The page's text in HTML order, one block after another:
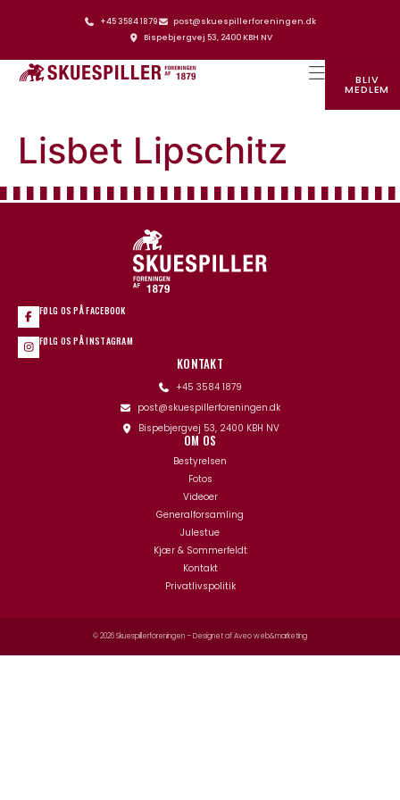
+45 3584 1879
post@skuespillerforeningen.dk
Bispebjergvej 53, 2400 KBH NV
BLIV
MEDLEM
Lisbet Lipschitz
FØLG OS PÅ FACEBOOK
FØLG OS PÅ INSTAGRAM
KONTAKT
+45 3584 1879
post@skuespillerforeningen.dk
Bispebjergvej 53, 2400 KBH NV
OM OS
Bestyrelsen
Fotos
Videoer
Generalforsamling
Julestue
Kjær & Sommerfeldt
Kontakt
Privatlivspolitik
© 2026 Skuespillerforeningen – Designet afAveo web&marketing